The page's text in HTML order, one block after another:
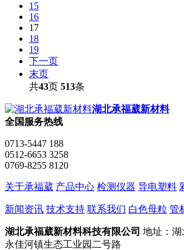
15
16
17
18
19
下一页
末页
共43页 513条
湖北承福葳新材料
全国服务热线
0713-5447 188
0512-6653 3258
0769-8255 8120
关于承福葳 产品中心 检测仪器 导电塑料
新闻资讯 技术支持 联系我们 白色母粒 管
湖北承福葳新材料科技有限公司 地址：湖
永佳河镇生态工业园二号路